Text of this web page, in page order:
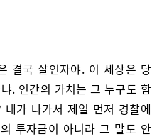
결국 살인자야. 이 세상은 당
. 인간의 가치는 그 누구도 함
가 나가서 제일 먼저 경찰에
투자금이 아니라 그 말도 안